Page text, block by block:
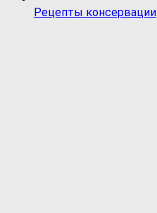
Рецепты консервации